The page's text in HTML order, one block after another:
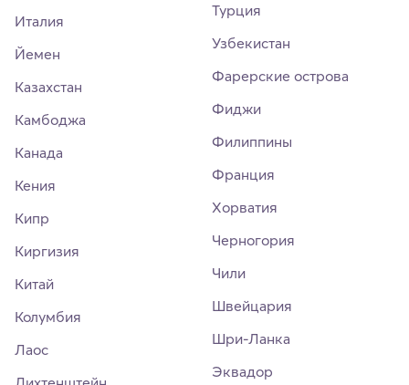
Италия
Йемен
Казахстан
Камбоджа
Канада
Кения
Кипр
Киргизия
Китай
Колумбия
Лаос
Турция
Узбекистан
Фарерские острова
Фиджи
Филиппины
Франция
Хорватия
Черногория
Чили
Швейцария
Шри-Ланка
Эквадор